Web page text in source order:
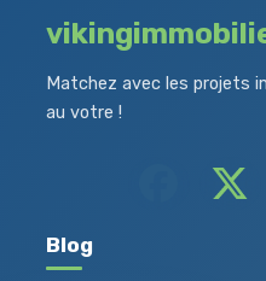
Matchez avec les projets
au votre !
Blog